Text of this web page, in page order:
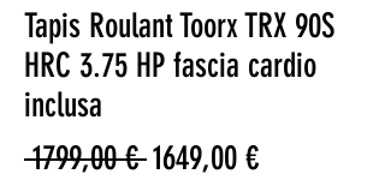
Tapis Roulant Toorx TRX 90S
HRC 3.75 HP fascia cardio
inclusa
1799,00 € Prezzo
1649,00 €Prezzo